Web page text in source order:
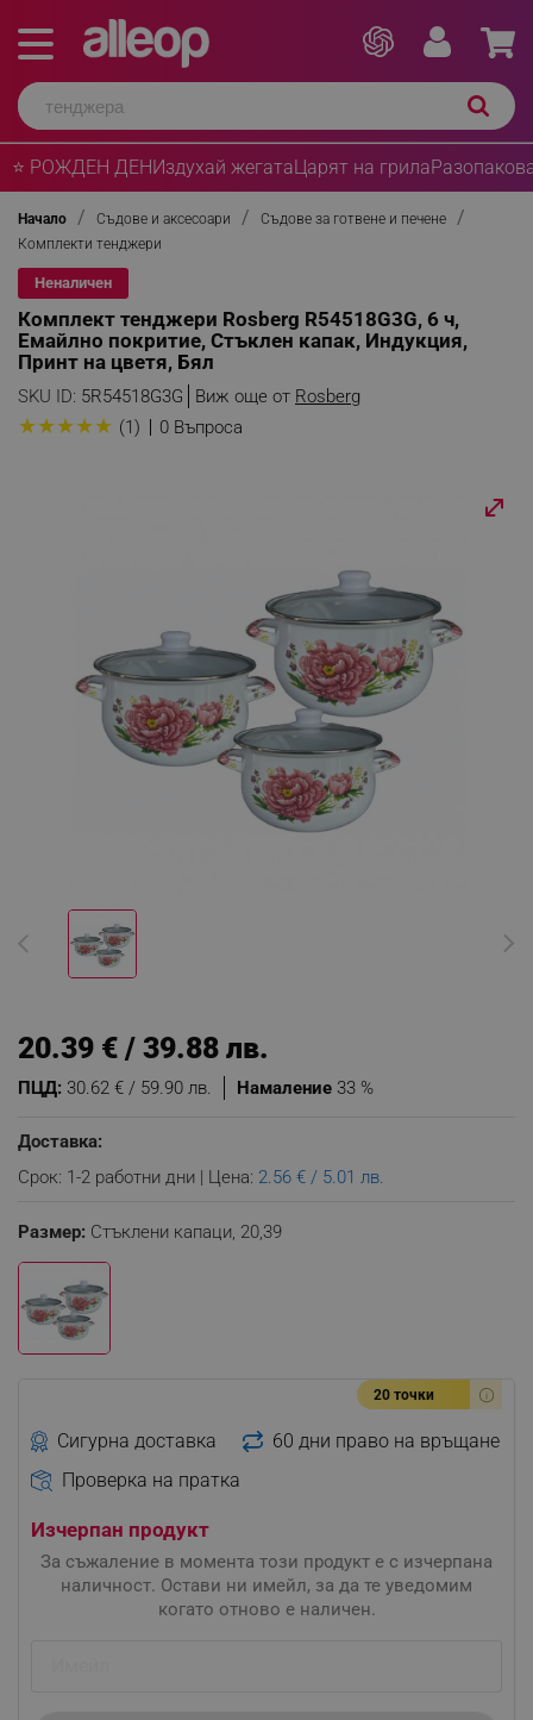
⭐ РОЖДЕН ДЕНИздухай жегатаЦарят на грила
Начало Съдове и аксесоари
Съдове за готвене и печене
Комплекти тенджери
Неналичен
Комплект тенджери Rosberg R54518G3G, 6 ч,
Eмайлно покритие, Стъклен капак, Индукция,
Принт на цветя, Бял
SKU ID: 5R54518G3G Виж още от Rosberg
★★★★★ (1) 0 Въпроса
Намаление 33 %
ПЦД: 30.62 € / 59.90 лв.
20.39 € / 39.88 лв.
Доставка:
Срок: 1-2 работни дни | Цена: 2.56 € / 5.01 лв.
Размер: Стъклени капаци, 20,39
20 точки
Сигурна доставка
60 дни право на връщане
Проверка на пратка
Изчерпан продукт
За съжаление в момента този продукт е с изчерпана
наличност. Остави ни имейл, за да те уведомим
когато отново е наличен.